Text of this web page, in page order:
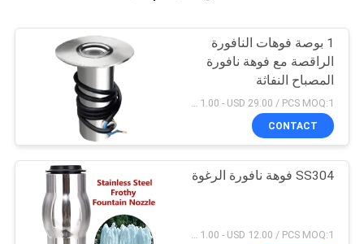
1 بوصة فوهات النافورة
الراقصة مع فوهة نافورة
المصباح النفاثة
CONTACT
SS304 فوهة نافورة الرغوة
USD 1.00 - USD 12.00 / PCS MOQ:1 قطعة